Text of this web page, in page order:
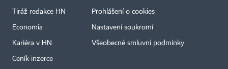
Tiráž redakce HN
Economia
Kariéra v HN
Ceník inzerce
Prohlášení o cookies
Nastavení soukromí
Všeobecné smluvní podmínky